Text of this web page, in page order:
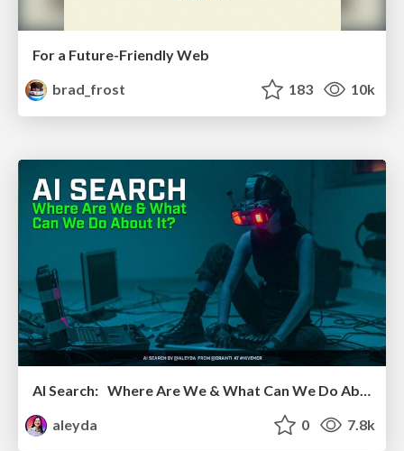
For a Future-Friendly Web
brad_frost
183 10k
AI Search: Where Are We & What Can We Do About It?
aleyda
0 7.8k